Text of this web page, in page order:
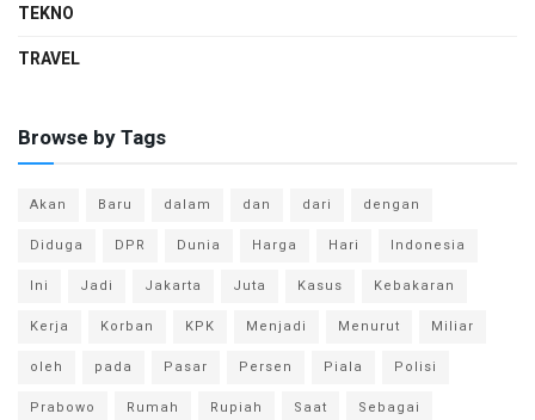
TEKNO
TRAVEL
Browse by Tags
Akan Baru dalam dan dari
dengan
Diduga
DPR Dunia Harga Hari
Indonesia
Ini
Jadi Jakarta Juta Kasus
Kebakaran
Kerja
Korban KPK Menjadi Menurut
Miliar
oleh
pada Pasar Persen Piala
Polisi
Prabowo
Rumah Rupiah Saat
Sebagai